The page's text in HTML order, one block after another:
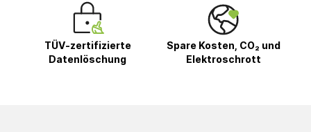
TÜV-zertifizierte
Datenlöschung
Spare Kosten, CO₂ und
Elektroschrott